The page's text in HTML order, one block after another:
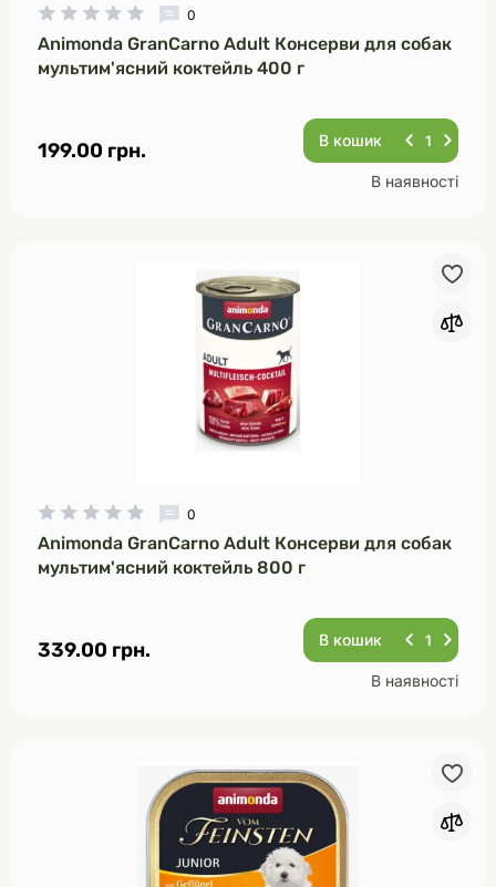
0
Animonda GranCarno Adult Консерви для собак
мультим'ясний коктейль 400 г
199.00 грн. В кошик
В наявності
0
Animonda GranCarno Adult Консерви для собак
мультим'ясний коктейль 800 г
339.00 грн. В кошик
В наявності